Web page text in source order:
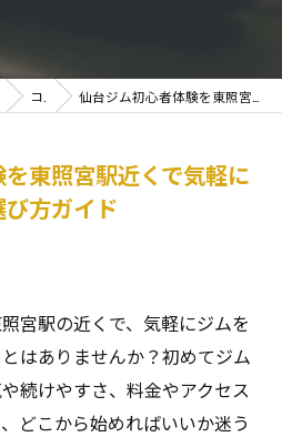
コラム 仙台ジム初心者体験を東照宮駅近くで気軽に試せるポイントと選び方ガイド
東照宮駅近くで気軽に
方ガイド
宮駅の近くで、気軽にジムを
はありませんか？初めてジム
続けやすさ、料金やアクセス
どこから始めればいいか迷う